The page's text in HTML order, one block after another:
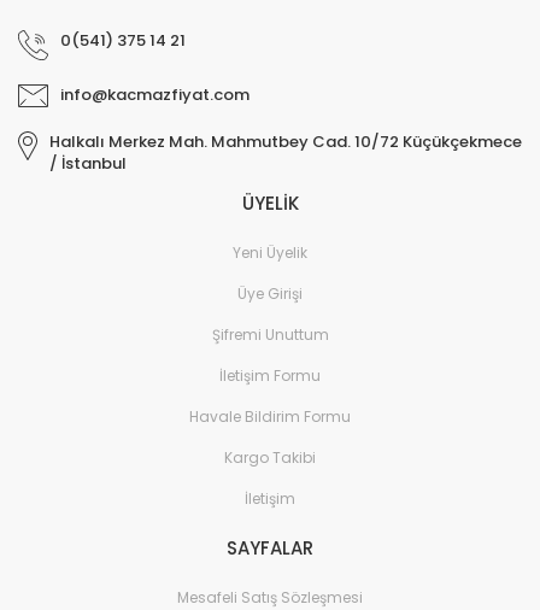
0(541) 375 14 21
info@kacmazfiyat.com
Halkalı Merkez Mah. Mahmutbey Cad. 10/72 Küçükçekmece
/ İstanbul
ÜYELİK
Yeni Üyelik
Üye Girişi
Şifremi Unuttum
İletişim Formu
Havale Bildirim Formu
Kargo Takibi
İletişim
SAYFALAR
Mesafeli Satış Sözleşmesi